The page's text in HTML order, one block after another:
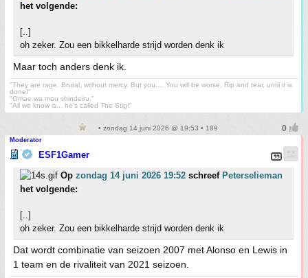
het volgende:
[..]
oh zeker. Zou een bikkelharde strijd worden denk ik
Maar toch anders denk ik.
"They are rage. Brutal, without mercy. But you.... You will be worse. Rip and tear, until it is
done!"
"Omae wa mou shindeiru."
"All we know is... he's called The Stig!"
• zondag 14 juni 2026 @ 19:53 • 189
Moderator
ESF1Gamer
Op zondag 14 juni 2026 19:52 schreef Peterselieman
het volgende:
[..]
oh zeker. Zou een bikkelharde strijd worden denk ik
Dat wordt combinatie van seizoen 2007 met Alonso en Lewis in
1 team en de rivaliteit van 2021 seizoen.